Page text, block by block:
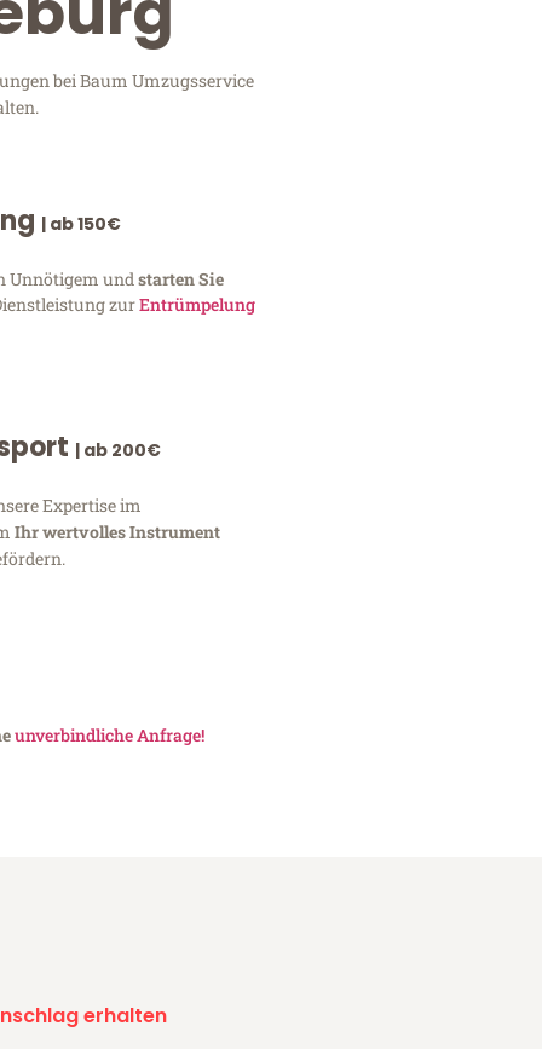
bei Baum Umzugsservice
| ab 150€
Unnötigem und starten Sie
zurEntrümpelung
| ab 200€
Expertise im
Ihr wertvolles Instrument
unverbindliche Anfrage!
erhalten